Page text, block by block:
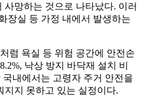
망하는 것으로 나타났다. 이러
장실 등 가정 내에서 발생하는
럼 욕실 등 위험 공간에 안전손
낙상 방지 바닥재 설치 비
국내에서는 고령자 주거 안전을
지지 못하고 있는 실정이다.